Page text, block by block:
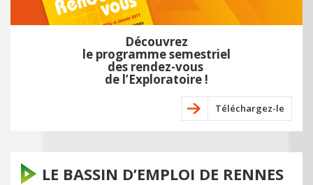
Découvrez
le programme semestriel
des rendez-vous
de l’Exploratoire !
Téléchargez-le
LE BASSIN D’EMPLOI DE RENNES